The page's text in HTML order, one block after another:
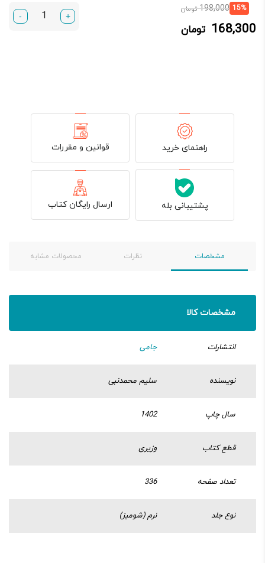
15%
198,000 تومانقیمت
168,300 تومان
قیمت
168,300 تومان.
+
-
راهنمای خرید قوانین و مقررات
پشتیبانی بله ارسال رایگان کتاب
مشخصات نظرات محصولات مشابه
مشخصات کالا
انتشارات جامی
نویسنده سلیم محمدنبی
سال چاپ 1402
قطع کتاب وزیری
تعداد صفحه 336
نوع جلد نرم (شومیز)